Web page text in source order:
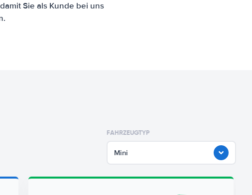
Sie als Kunde bei uns
FAHRZEUGTYP
Mini